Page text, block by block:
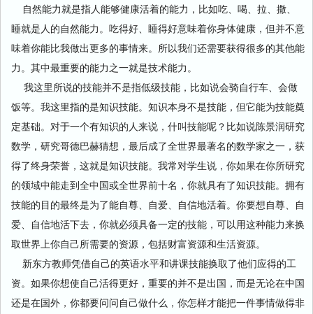
自然能力就是指人能够健康活着的能力，比如吃、喝、拉、撒、
睡就是人的自然能力。吃得好、睡得好意味着你身体健康，但并不意
味着你能比我做出更多的事情来。所以我们还需要获得很多的其他能
力。其中最重要的能力之一就是技术能力。
我这里所说的技能并不是指低级技能，比如说会骑自行车、会做
饭等。我这里指的是知识技能。知识本身不是技能，但它能为技能奠
定基础。对于一个有知识的人来说，什叫技能呢？比如说陈景润研究
数学，研究哥德巴赫猜想，最后成了全世界最著名的数学家之一，获
得了终身荣誉，这就是知识技能。我常对学生说，你如果在你所研究
的领域中能走到全中国或全世界前十名，你就具有了知识技能。拥有
技能的目的最终是为了能自尊、自爱、自信地活着。你要想自尊、自
爱、自信地活下去，你就必须具备一定的技能，可以用这种能力来换
取世界上你自己所需要的资源，包括财富资源和生活资源。
新东方教师凭借自己的英语水平和讲课技能换取了他们应得的工
资。如果你想使自己活得更好，重要的并不是出国，而是无论在中国
还是在国外，你都要问问自己做什么，你怎样才能把一件事情做得非